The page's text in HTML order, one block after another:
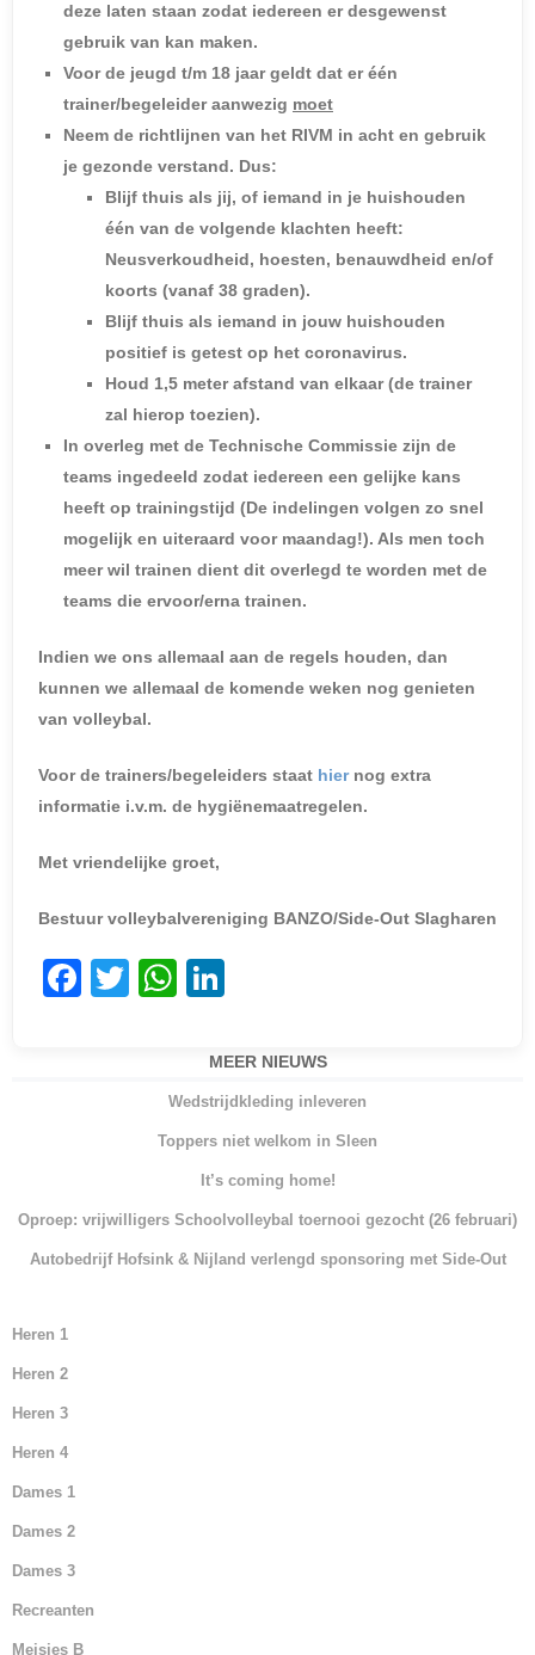
deze laten staan zodat iedereen er desgewenst
gebruik van kan maken.
Voor de jeugd t/m 18 jaar geldt dat er één
trainer/begeleider aanwezig moet
Neem de richtlijnen van het RIVM in acht en gebruik
je gezonde verstand. Dus:
Blijf thuis als jij, of iemand in je huishouden
één van de volgende klachten heeft:
Neusverkoudheid, hoesten, benauwdheid en/of
koorts (vanaf 38 graden).
Blijf thuis als iemand in jouw huishouden
positief is getest op het coronavirus.
Houd 1,5 meter afstand van elkaar (de trainer
zal hierop toezien).
In overleg met de Technische Commissie zijn de
teams ingedeeld zodat iedereen een gelijke kans
heeft op trainingstijd (De indelingen volgen zo snel
mogelijk en uiteraard voor maandag!). Als men toch
meer wil trainen dient dit overlegd te worden met de
teams die ervoor/erna trainen.
Indien we ons allemaal aan de regels houden, dan
kunnen we allemaal de komende weken nog genieten
van volleybal.
Voor de trainers/begeleiders staat hiernog extra
informatie i.v.m. de hygiënemaatregelen.
Met vriendelijke groet,
Bestuur volleybalvereniging BANZO/Side-Out Slagharen
F
o
k
T
W
at
s
A
p
k
e
dI
n
MEER NIEUWS
Wedstrijdkleding inleveren
Toppers niet welkom in Sleen
It’s coming home!
Oproep: vrijwilligers Schoolvolleybal toernooi gezocht (26 februari)
Autobedrijf Hofsink & Nijland verlengd sponsoring met Side-Out
Heren 1
Heren 2
Heren 3
Heren 4
Dames 1
Dames 2
Dames 3
Recreanten
Meisjes B